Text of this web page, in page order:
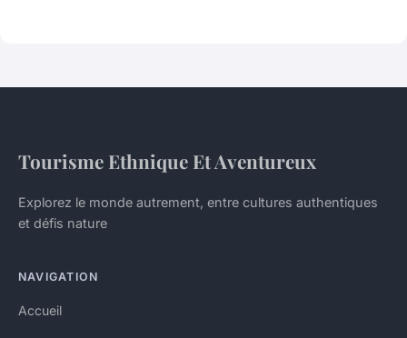
Tourisme Ethnique Et Aventureux
Explorez le monde autrement, entre cultures authentiques
et défis nature
NAVIGATION
Accueil